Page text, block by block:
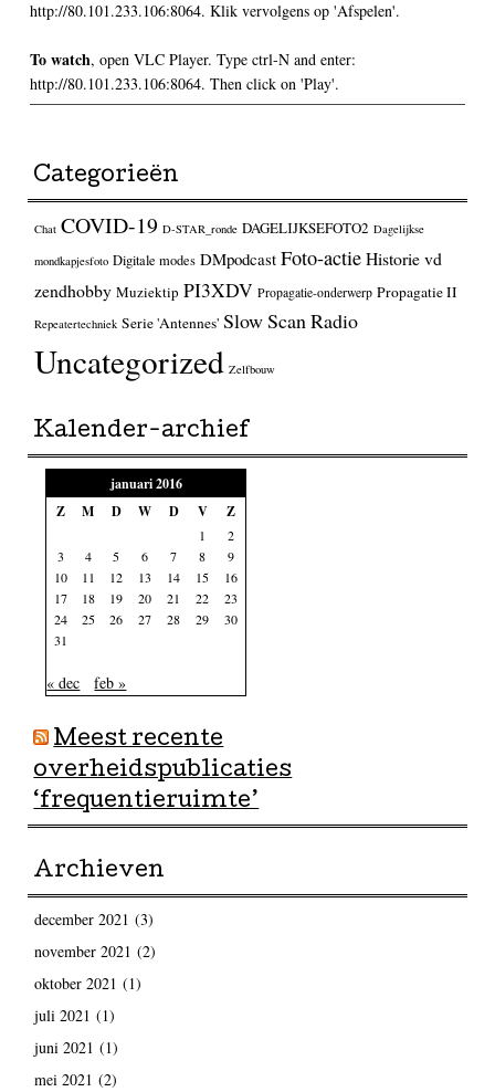
http://80.101.233.106:8064. Klik vervolgens op 'Afspelen'.
To watch, open VLC Player. Type ctrl-N and enter:
http://80.101.233.106:8064. Then click on 'Play'.
Categorieën
Chat COVID-19 D-STAR_ronde DAGELIJKSEFOTO2 Dagelijkse
mondkapjesfoto Digitale modes DMpodcast Foto-actieHistorie vd
zendhobby Muziektip PI3XDV Propagatie-onderwerp Propagatie II
Repeatertechniek Serie 'Antennes' Slow Scan Radio
Uncategorized Zelfbouw
Kalender-archief
januari 2016
Z
M D W D V Z
1
2
3
4 5 6 7 8
9
10
11 12 13 14 15
16
17
18 19 20 21 22
23
24
25 26 27 28 29
30
31
« dec feb »
Meest recente
overheidspublicaties
‘frequentieruimte’
Archieven
december 2021 (3)
november 2021 (2)
oktober 2021 (1)
juli 2021 (1)
juni 2021 (1)
mei 2021 (2)